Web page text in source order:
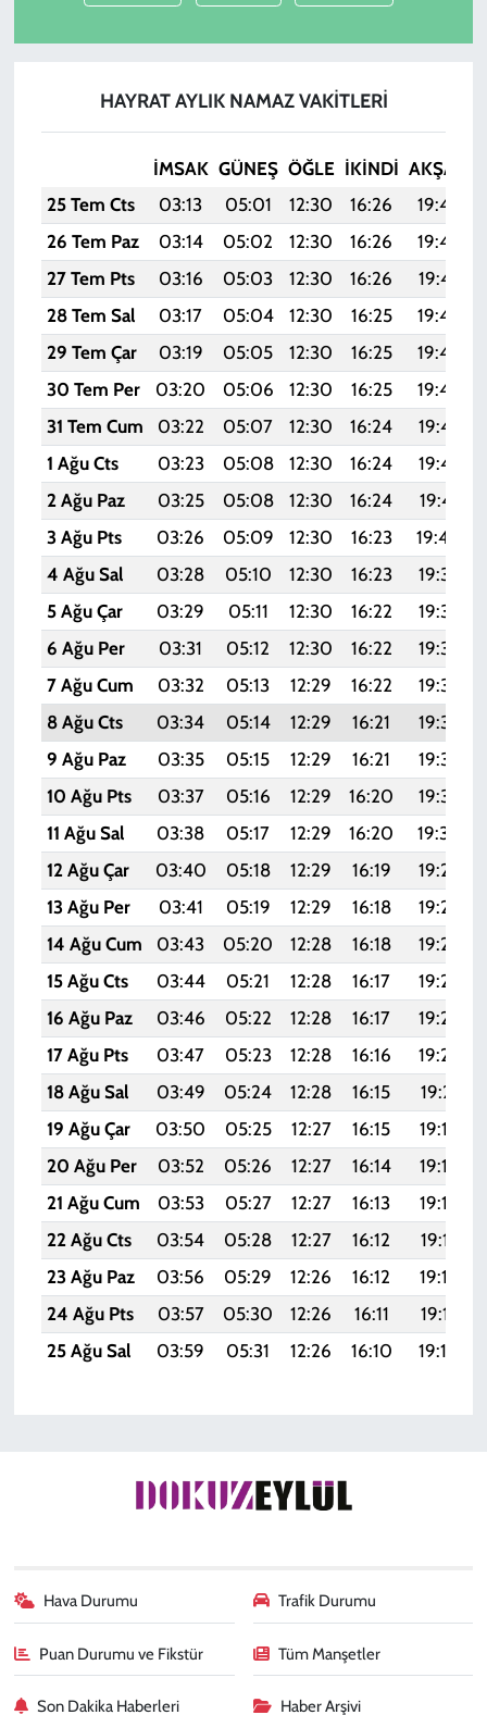
HAYRAT AYLIK NAMAZ VAKITLERI
İMSAK GÜNEŞ ÖĞLE İKINDI AKŞAM
25 Tem Cts
03:13 05:01 12:30 16:26 19:49
26 Tem Paz
03:14 05:02 12:30 16:26 19:48
27 Tem Pts
03:16 05:03 12:30 16:26 19:47
28 Tem Sal
03:17 05:04 12:30 16:25 19:46
29 Tem Çar
03:19 05:05 12:30 16:25 19:46
30 Tem Per
03:20 05:06 12:30 16:25 19:44
31 Tem Cum
03:22 05:07 12:30 16:24 19:43
1 Ağu Cts
03:23 05:08 12:30 16:24 19:42
2 Ağu Paz
03:25 05:08 12:30 16:24 19:41
3 Ağu Pts
03:26 05:09 12:30 16:23 19:40
4 Ağu Sal
03:28 05:10 12:30 16:23 19:39
5 Ağu Çar
03:29 05:11 12:30 16:22 19:38
6 Ağu Per
03:31 05:12 12:30 16:22
19:37
7 Ağu Cum
03:32 05:13 12:29 16:22 19:36
8 Ağu Cts
03:34 05:14 12:29 16:21 19:34
9 Ağu Paz
03:35 05:15 12:29 16:21 19:33
10 Ağu Pts
03:37 05:16 12:29 16:20 19:32
11 Ağu Sal
03:38 05:17 12:29 16:20 19:30
12 Ağu Çar
03:40 05:18 12:29 16:19 19:29
13 Ağu Per
03:41 05:19 12:29 16:18 19:28
14 Ağu Cum
03:43 05:20 12:28 16:18 19:26
15 Ağu Cts
03:44 05:21 12:28 16:17 19:25
16 Ağu Paz
03:46 05:22 12:28 16:17 19:24
17 Ağu Pts
03:47 05:23 12:28 16:16 19:22
18 Ağu Sal
03:49 05:24 12:28 16:15 19:21
19 Ağu Çar
03:50 05:25 12:27 16:15 19:19
20 Ağu Per
03:52 05:26 12:27 16:14 19:18
21 Ağu Cum
03:53 05:27 12:27 16:13 19:16
22 Ağu Cts
03:54 05:28 12:27 16:12 19:15
23 Ağu Paz
03:56 05:29 12:26 16:12 19:14
24 Ağu Pts
03:57 05:30 12:26 16:11 19:12
25 Ağu Sal
03:59 05:31 12:26 16:10 19:10
Hava Durumu Trafik Durumu
Puan Durumu ve Fikstür Tüm Manşetler
Son Dakika Haberleri Haber Arşivi